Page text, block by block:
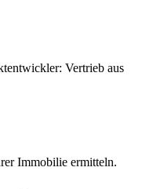
Vertrieb aus
Immobilie ermitteln.